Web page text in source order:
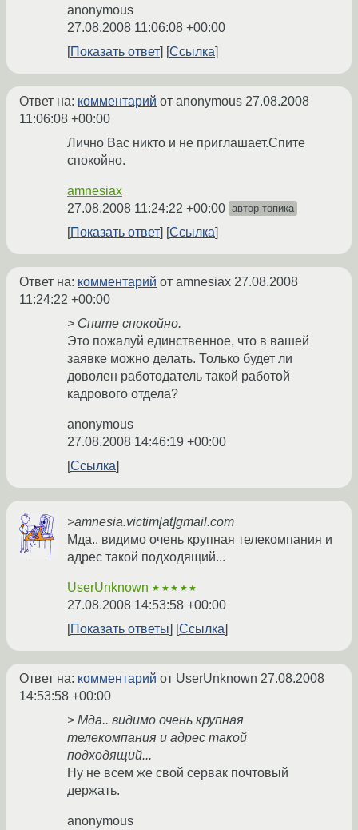
anonymous
27.08.2008 11:06:08 +00:00
Показать ответ
Ссылка
Ответ на: комментарий от anonymous 27.08.2008
11:06:08 +00:00
Лично Вас никто и не приглашает.Спите
спокойно.
amnesiax
27.08.2008 11:24:22 +00:00 автор топика
Показать ответ Ссылка
Ответ на: комментарий от amnesiax 27.08.2008
11:24:22 +00:00
> Спите спокойно.
Это пожалуй единственное, что в вашей
заявке можно делать. Только будет ли
доволен работодатель такой работой
кадрового отдела?
anonymous
27.08.2008 14:46:19 +00:00
Ссылка
>amnesia.victim[at]gmail.com
Мда.. видимо очень крупная телекомпания и
адрес такой подходящий...
UserUnknown ★★★★★
27.08.2008 14:53:58 +00:00
Показать ответы
Ссылка
Ответ на: комментарий от UserUnknown 27.08.2008
14:53:58 +00:00
> Мда.. видимо очень крупная
телекомпания и адрес такой
подходящий...
Ну не всем же свой сервак почтовый
держать.
anonymous